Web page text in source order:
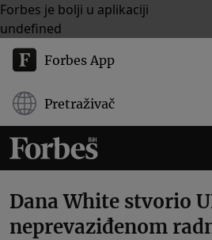
Forbes je bolji u aplikaciji
undefined
Forbes App
Pretraživač
Dana White stvorio
neprevaziđenom